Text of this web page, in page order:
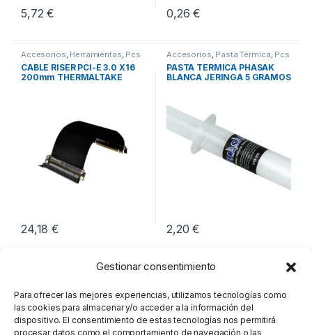
Gestionar consentimiento
Para ofrecer las mejores experiencias, utilizamos tecnologías como
las cookies para almacenar y/o acceder a la información del
dispositivo. El consentimiento de estas tecnologías nos permitirá
procesar datos como el comportamiento de navegación o las
5,72€ 0,26€
Accesorios, Herramientas, Pcs
Integración
CABLE RISER PCI-E 3.0 X16
200mm THERMALTAKE
24,18€
Accesorios, Pasta Térmica, Pcs
Integración
PASTA TERMICA PHASAK
BLANCA JERINGA 5 GRAMOS
2,20€